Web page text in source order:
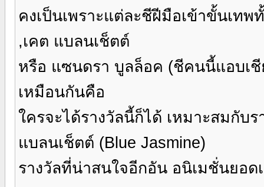
คงเป็นเพราะแต่ละชีฝีมือเข้าขั้นเท
,เคต แบลนเช็ตต์
หรือ แซนดรา บูลล็อค (ชีคนนี้แอบเ
เหมือนกันคือ
ใครจะได้รางวัลนี้ก็ได้ เหมาะสมกับ
แบลนเช็ตต์ (Blue Jasmine)
รางวัลที่น่าสนใจอีกอัน อนิเมชั่นยอด